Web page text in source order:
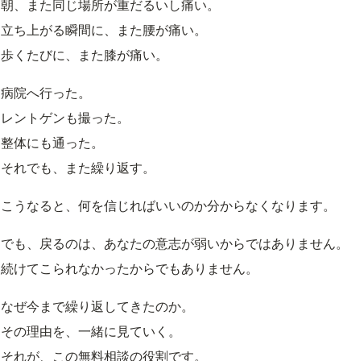
朝、また同じ場所が重だるいし痛い。
立ち上がる瞬間に、また腰が痛い。
歩くたびに、また膝が痛い。
病院へ行った。
レントゲンも撮った。
整体にも通った。
それでも、また繰り返す。
こうなると、何を信じればいいのか分からなくなります。
でも、戻るのは、あなたの意志が弱いからではありません。
続けてこられなかったからでもありません。
なぜ今まで繰り返してきたのか。
その理由を、一緒に見ていく。
それが、この無料相談の役割です。